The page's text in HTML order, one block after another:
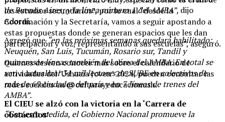
los estudios secundarios”, por lo cual “desde la
Coordinación y la Secretaría, vamos a seguir apostando a
estas propuestas donde se generan espacios que les dan
participación y voz, representando a sus escuelas”, aseguró.
Quienes deseen conocer más sobre el calendario de
actividades del ‘Ushuaia Joven’ 2024, pueden consultar las
redes sociales en @culturayeducacionush.
El CIEU se alzó con la victoria en la ‘Carrera de
obstáculos’
de Buenos Aires; y la línea número 1 del AMBA”, dijo
Adorni.
Agregó que“en las próximas semanas quedará habilitado:
Neuquén, San Luis, Tucumán, Rosario sur, Tandil y
numerosas líneas también del aérea del AMBA. En total se
van a actualizar 31 mil lectores de SUBE en colectivos de
más de 60 ciudades del país y en 7 líneas de trenes del
AMBA”.
“Con esta medida, el Gobierno Nacional promueve la